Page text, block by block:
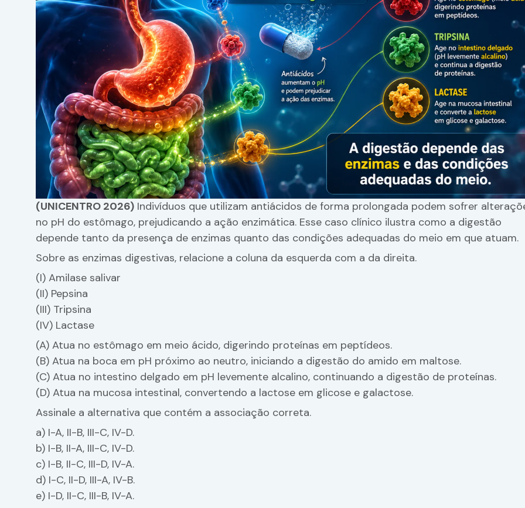
(UNICENTRO 2026) Indivíduos que utilizam antiácidos de forma prolongada podem sofrer
no pH do estômago, prejudicando a ação enzimática. Esse caso clínico ilustra como a digestão
depende tanto da presença de enzimas quanto das condições adequadas do meio em que atuam.
Sobre as enzimas digestivas, relacione a coluna da esquerda com a da direita.
(I) Amilase salivar
(II) Pepsina
(III) Tripsina
(IV) Lactase
(A) Atua no estômago em meio ácido, digerindo proteínas em peptídeos.
(B) Atua na boca em pH próximo ao neutro, iniciando a digestão do amido em maltose.
(C) Atua no intestino delgado em pH levemente alcalino, continuando a digestão de proteínas.
(D) Atua na mucosa intestinal, convertendo a lactose em glicose e galactose.
Assinale a alternativa que contém a associação correta.
a) I-A, II-B, III-C, IV-D.
b) I-B, II-A, III-C, IV-D.
c) I-B, II-C, III-D, IV-A.
d) I-C, II-D, III-A, IV-B.
e) I-D, II-C, III-B, IV-A.